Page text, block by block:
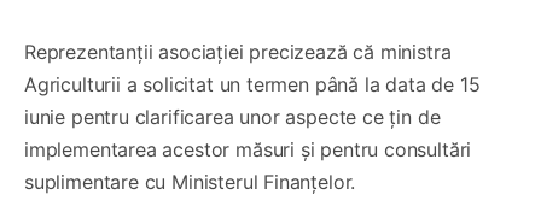
Reprezentanții asociației precizează că ministra
Agriculturii a solicitat un termen până la data de 15
iunie pentru clarificarea unor aspecte ce țin de
implementarea acestor măsuri și pentru consultări
suplimentare cu Ministerul Finanțelor.